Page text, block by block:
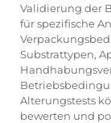
Validierung der
für spezifische
Substrattypen,
Alterungstests
bewerten und